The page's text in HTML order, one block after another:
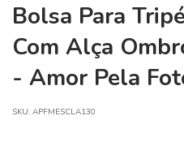
Bolsa Para
Com Alça
- Amor Pela
SKU: APFMESCLA130